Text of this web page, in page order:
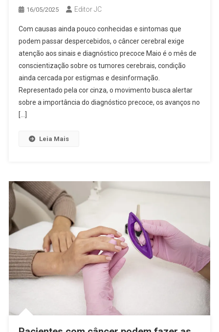
16/05/2025 Editor JC
Com causas ainda pouco conhecidas e sintomas que
podem passar despercebidos, o câncer cerebral exige
atenção aos sinais e diagnóstico precoce Maio é o mês de
conscientização sobre os tumores cerebrais, condição
ainda cercada por estigmas e desinformação.
Representado pela cor cinza, o movimento busca alertar
sobre a importância do diagnóstico precoce, os avanços no
[…]
Leia Mais